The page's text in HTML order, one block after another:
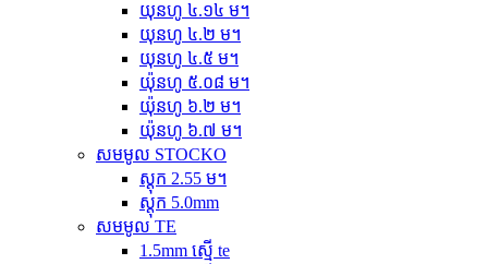
យុនហូ ៤.១៤ ម។
យុនហូ ៤.២ ម។
យុនហូ ៤.៥ ម។
យ៉ុនហូ ៥.០៨ ម។
យ៉ុនហូ ៦.២ ម។
យ៉ុនហូ ៦.៧ ម។
សមមូល STOCKO
ស្តុក 2.55 ម។
ស្តុក 5.0mm
សមមូល TE
1.5mm ស្មើ te